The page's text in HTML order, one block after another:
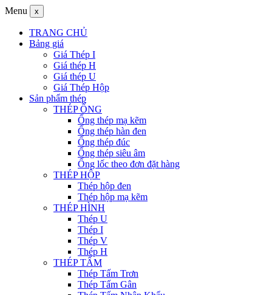
Menu x
TRANG CHỦ
Bảng giá
Giá Thép I
Giá thép H
Giá thép U
Giá Thép Hộp
Sản phẩm thép
THÉP ỐNG
Ống thép mạ kẽm
Ống thép hàn đen
Ống thép đúc
Ống thép siêu âm
Ống lốc theo đơn đặt hàng
THÉP HỘP
Thép hộp đen
Thép hộp mạ kẽm
THÉP HÌNH
Thép U
Thép I
Thép V
Thép H
THÉP TẤM
Thép Tấm Trơn
Thép Tấm Gân